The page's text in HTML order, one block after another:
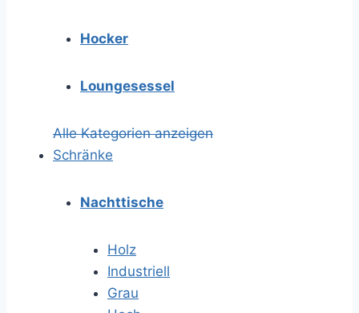
Hocker
Loungesessel
Alle Kategorien anzeigen
Schränke
Nachttische
Holz
Industriell
Grau